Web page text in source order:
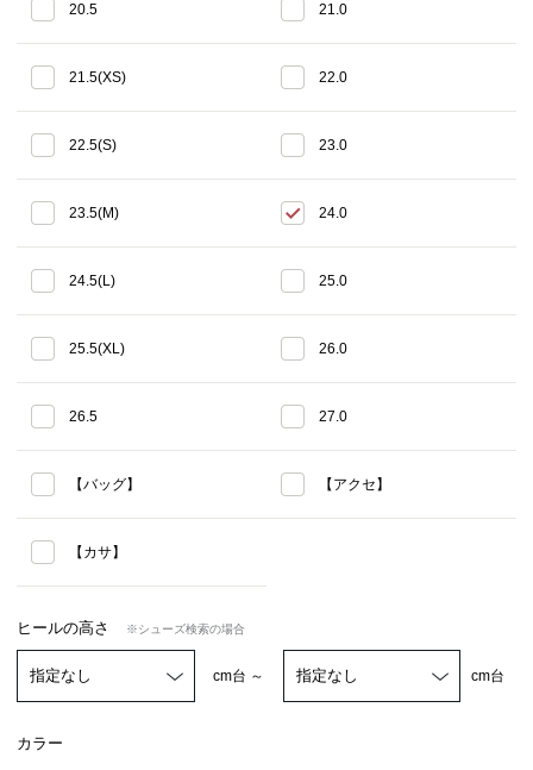
20.5 21.0
21.5(XS) 22.0
22.5(S) 23.0
23.5(M) 24.0
24.5(L) 25.0
25.5(XL) 26.0
26.5 27.0
【バッグ】 【アクセ】
【カサ】
ヒールの高さ ※シューズ検索の場合
cm台 ～ cm台
カラー